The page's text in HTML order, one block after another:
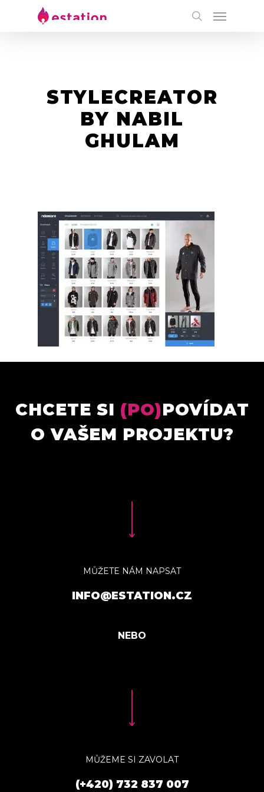
STYLECREATOR
BY NABIL
GHULAM
CHCETE SI (PO)POVÍDAT
O VAŠEM PROJEKTU?
MŮŽETE NÁM NAPSAT
INFO@ESTATION.CZ
MŮŽEME SI ZAVOLAT
(+420) 732 837 007